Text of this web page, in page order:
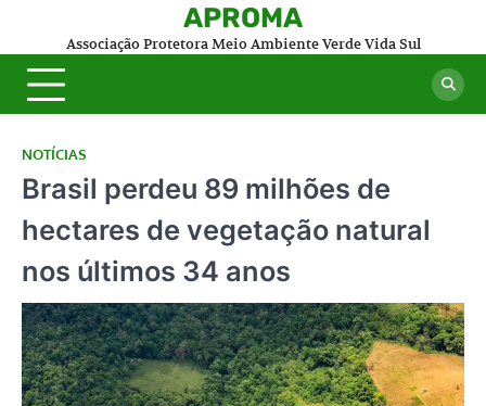
content
APROMA
Associação Protetora Meio Ambiente Verde Vida Sul
NOTÍCIAS
Brasil perdeu 89 milhões de
hectares de vegetação natural
nos últimos 34 anos